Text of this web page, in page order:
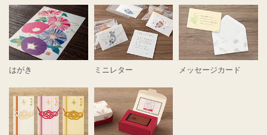
はがき ミニレター メッセージカード